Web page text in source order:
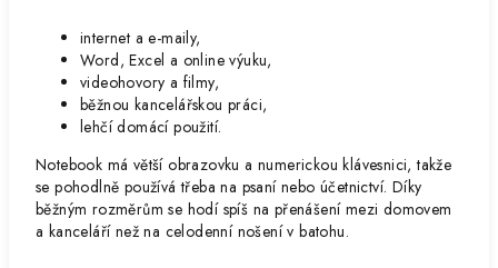
internet a e-maily,
Word, Excel a online výuku,
videohovory a filmy,
běžnou kancelářskou práci,
lehčí domácí použití.
Notebook má větší obrazovku a numerickou klávesnici, takže
se pohodlně používá třeba na psaní nebo účetnictví. Díky
běžným rozměrům se hodí spíš na přenášení mezi domovem
a kanceláří než na celodenní nošení v batohu.